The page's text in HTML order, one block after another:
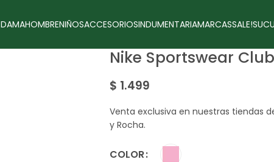
DAMAHOMBRENIÑOSACCESORIOSINDUMENTARIAMARCASSALE!
Nike Sportswear
$ 1.499
Venta exclusiva en nuestras tiendas
y Rocha.
COLOR